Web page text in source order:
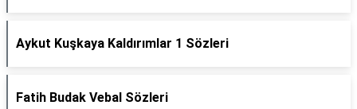
Aykut Kuşkaya Kaldırımlar 1 Sözleri
Fatih Budak Vebal Sözleri